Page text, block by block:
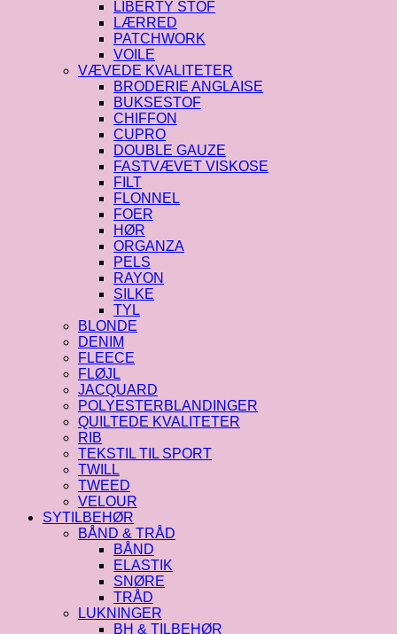
LIBERTY STOF
LÆRRED
PATCHWORK
VOILE
VÆVEDE KVALITETER
BRODERIE ANGLAISE
BUKSESTOF
CHIFFON
CUPRO
DOUBLE GAUZE
FASTVÆVET VISKOSE
FILT
FLONNEL
FOER
HØR
ORGANZA
PELS
RAYON
SILKE
TYL
BLONDE
DENIM
FLEECE
FLØJL
JACQUARD
POLYESTERBLANDINGER
QUILTEDE KVALITETER
RIB
TEKSTIL TIL SPORT
TWILL
TWEED
VELOUR
SYTILBEHØR
BÅND & TRÅD
BÅND
ELASTIK
SNØRE
TRÅD
LUKNINGER
BH & TILBEHØR